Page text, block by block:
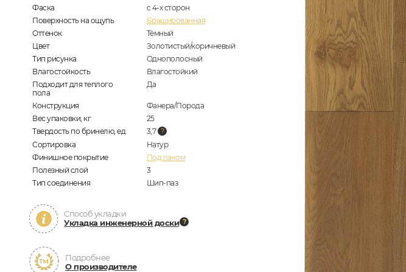
Фаска
с 4-х сторон
Поверхность на ощупь
Брашированная
Оттенок
Тёмный
Цвет
Золотистый/коричневый
Тип рисунка
Однополосный
Влагостойкость
Влагостойкий
Подходит для теплого
пола
Да
Конструкция
Фанера/Порода
Вес упаковки, кг
25
Твердость по бринелю, ед
3,7
Сортировка
Натур
Финишное покрытие
Под лаком
Полезный слой
3
Тип соединения
Шип-паз
Способ укладки
Укладка инженерной доски
Подробнее
О производителе